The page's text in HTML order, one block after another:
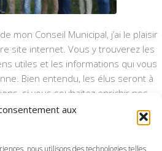
aux
nous utilisons des technologies telles
mon Conseil Municipal, j’ai le plaisir
site internet. Vous y trouverez les
utiles et les informations qui vous
Bien entendu, les élus seront à
si vous souhaitez enrichir nos
nos informations.
vient en complément du bulletin
et il sera actualisé pour mieux vous